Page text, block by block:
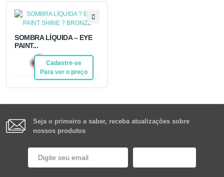
SOMBRA LÍQUIDA – EYE
PAINT...
Cadastre-se
Para ver o preço
R$ 20,92Pix
Seja o primeiro a saber, receba atualizações sobre
nossos produtos